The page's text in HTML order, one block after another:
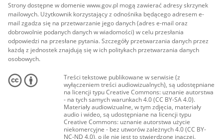
Strony dostępne w domenie www.gov.pl mogą zawierać adresy skrzynek
mailowych. Użytkownik korzystający z odnośnika będącego adresem e-
mail zgadza się na przetwarzanie jego danych (adres e-mail oraz
dobrowolnie podanych danych w wiadomości) w celu przesłania
odpowiedzi na przesłane pytania. Szczegóły przetwarzania danych przez
każdą z jednostek znajdują się w ich politykach przetwarzania danych
osobowych.
Treści tekstowe publikowane w serwisie (z
wyłączeniem treści audiowizualnych), są udostępniane
na licencji typu Creative Commons: uznanie autorstwa
- na tych samych warunkach 4.0 (CC BY-SA 4.0).
Materiały audiowizualne, w tym zdjęcia, materiały
audio i wideo, są udostępniane na licencji typu
Creative Commons: uznanie autorstwa użycie
niekomercyjne - bez utworów zależnych 4.0 (CC BY-
NC-ND 4.0), o ile nie jest to stwierdzone inaczej.